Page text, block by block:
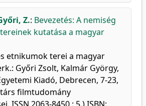
Z.: Bevezetés: A nemiség
kutatása a magyar
etnikumok terei a magyar
Győri Zsolt, Kalmár György,
Kiadó, Debrecen, 7-23,
filmtudomány